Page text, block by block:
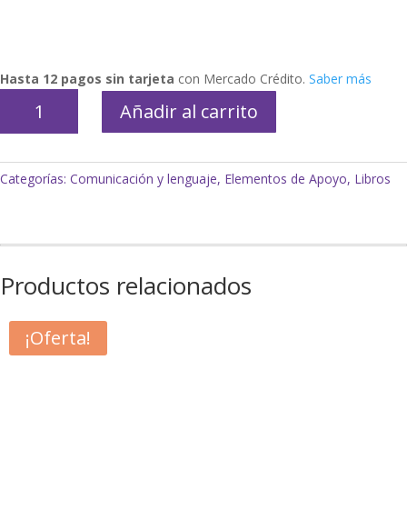
Hasta 12 pagos sin tarjeta con Mercado Crédito. Saber más
calzoncillo
Tomás
(libro)
Añadir al carrito
Categorías: Comunicación y lenguaje, Elementos de Apoyo, Libros
Productos relacionados
¡Oferta!